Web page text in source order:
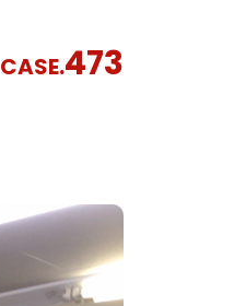
CASE.473